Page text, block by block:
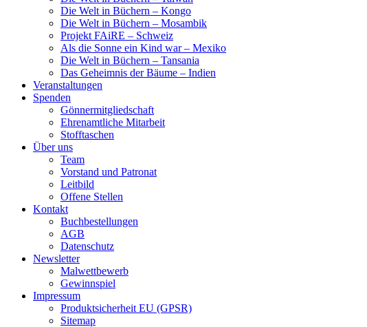
Die Welt in Büchern – Kongo
Die Welt in Büchern – Mosambik
Projekt FAiRE – Schweiz
Als die Sonne ein Kind war – Mexiko
Die Welt in Büchern – Tansania
Das Geheimnis der Bäume – Indien
Veranstaltungen
Spenden
Gönnermitgliedschaft
Ehrenamtliche Mitarbeit
Stofftaschen
Über uns
Team
Vorstand und Patronat
Leitbild
Offene Stellen
Kontakt
Buchbestellungen
AGB
Datenschutz
Newsletter
Malwettbewerb
Gewinnspiel
Impressum
Produktsicherheit EU (GPSR)
Sitemap